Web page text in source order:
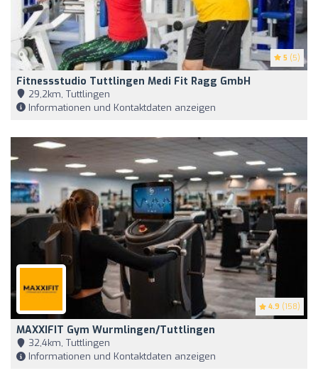
5 (5)
Fitnessstudio Tuttlingen Medi Fit Ragg GmbH
29,2km, Tuttlingen
Informationen und Kontaktdaten anzeigen
4.9 (158)
MAXXIFIT Gym Wurmlingen/Tuttlingen
32,4km, Tuttlingen
Informationen und Kontaktdaten anzeigen